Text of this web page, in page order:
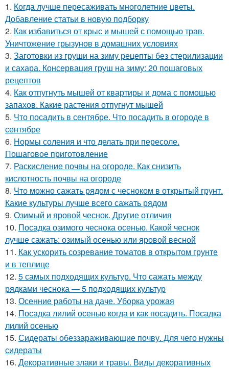
1. Когда лучше пересаживать многолетние цветы.
Добавление статьи в новую подборку
2. Как избавиться от крыс и мышей с помощью трав.
Уничтожение грызунов в домашних условиях
3. Заготовки из груши на зиму рецепты без стерилизации
и сахара. Консервация груш на зиму: 20 пошаговых
рецептов
4. Как отпугнуть мышей от квартиры и дома с помощью
запахов. Какие растения отпугнут мышей
5. Что посадить в сентябре. Что посадить в огороде в
сентябре
6. Нормы соления и что делать при пересоле.
Пошаговое приготовление
7. Раскисление почвы на огороде. Как снизить
кислотность почвы на огороде
8. Что можно сажать рядом с чесноком в открытый грунт.
Какие культуры лучше всего сажать рядом
9. Озимый и яровой чеснок. Другие отличия
10. Посадка озимого чеснока осенью. Какой чеснок
лучше сажать: озимый осенью или яровой весной
11. Как ускорить созревание томатов в открытом грунте
и в теплице
12. 5 самых подходящих культур. Что сажать между
рядками чеснока — 5 подходящих культур
13. Осенние работы на даче. Уборка урожая
14. Посадка лилий осенью когда и как посадить. Посадка
лилий осенью
15. Сидераты обеззараживающие почву. Для чего нужны
сидераты
16. Декоративные злаки и травы. Виды декоративных